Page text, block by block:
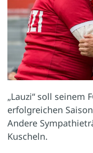
„Lauzi“ soll seinem
erfolgreichen
Andere
Kuscheln.